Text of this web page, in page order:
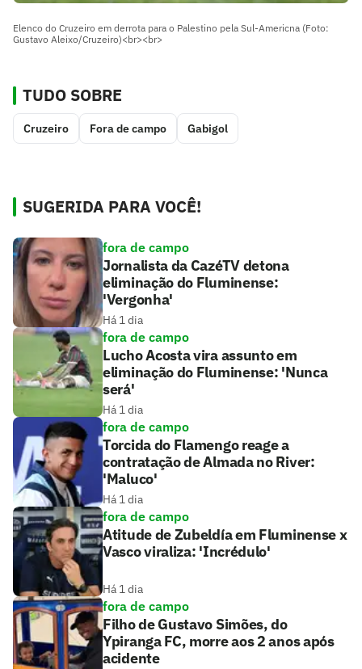
Elenco do Cruzeiro em derrota para o Palestino pela Sul-Americna (Foto:
Gustavo Aleixo/Cruzeiro)<br><br>
TUDO SOBRE
Cruzeiro Fora de campo Gabigol
SUGERIDA PARA VOCÊ!
fora de campo
Jornalista da CazéTV detona
eliminação do Fluminense:
'Vergonha'
Há 1 dia
fora de campo
Lucho Acosta vira assunto em
eliminação do Fluminense: 'Nunca
será'
Há 1 dia
fora de campo
Torcida do Flamengo reage a
contratação de Almada no River:
'Maluco'
Há 1 dia
fora de campo
Atitude de Zubeldía em Fluminense x
Vasco viraliza: 'Incrédulo'
Há 1 dia
fora de campo
Filho de Gustavo Simões, do
Ypiranga FC, morre aos 2 anos após
acidente